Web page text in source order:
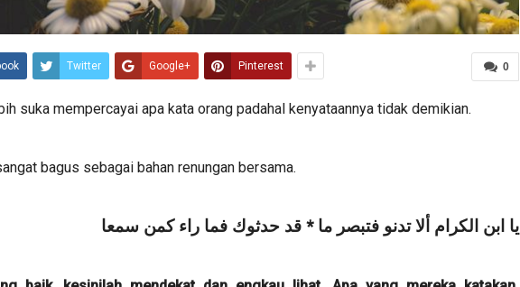
0
Twitter Google+ Pinterest
suka mempercayai apa kata orang padahal kenyataannya tidak demikian.
bagus sebagai bahan renungan bersama.
يا ابن الكرام ألا تدنو فتبصر ما * قد حدثوك فما راء كمن سمعا